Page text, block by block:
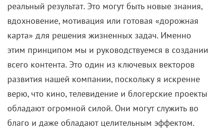
реальный результат. Это могут быть новые знания,
вдохновение, мотивация или готовая «дорожная
карта» для решения жизненных задач. Именно
этим принципом мы и руководствуемся в создании
всего контента. Это один из ключевых векторов
развития нашей компании, поскольку я искренне
верю, что кино, телевидение и блогерские проекты
обладают огромной силой. Они могут служить во
благо и даже обладают целительным эффектом.